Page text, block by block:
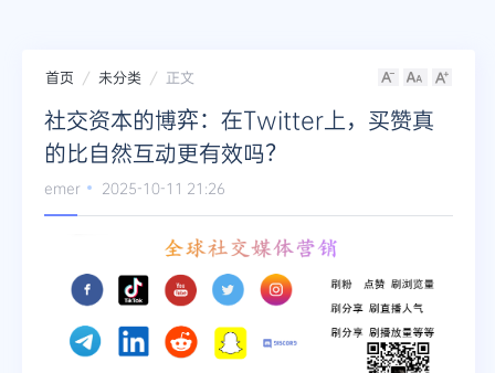
首页 未分类 正文
社交资本的博弈：在Twitter上，买赞真
的比自然互动更有效吗？
emer 2025-10-11 21:26